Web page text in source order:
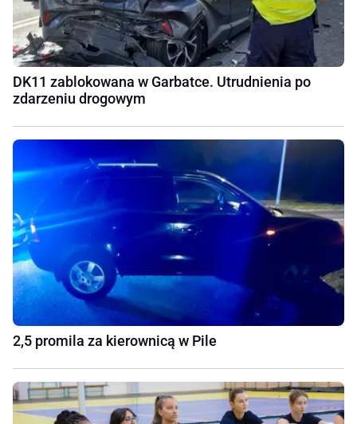
DK11 zablokowana w Garbatce. Utrudnienia po
zdarzeniu drogowym
2,5 promila za kierownicą w Pile